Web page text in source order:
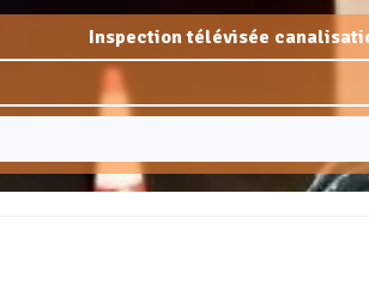
Inspection télévisée